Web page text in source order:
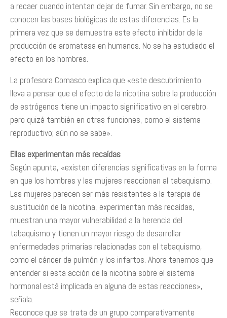
a recaer cuando intentan dejar de fumar. Sin embargo, no se
conocen las bases biológicas de estas diferencias. Es la
primera vez que se demuestra este efecto inhibidor de la
producción de aromatasa en humanos. No se ha estudiado el
efecto en los hombres.
La profesora Comasco explica que «este descubrimiento
lleva a pensar que el efecto de la nicotina sobre la producción
de estrógenos tiene un impacto significativo en el cerebro,
pero quizá también en otras funciones, como el sistema
reproductivo; aún no se sabe».
Ellas experimentan más recaídas
Según apunta, «existen diferencias significativas en la forma
en que los hombres y las mujeres reaccionan al tabaquismo.
Las mujeres parecen ser más resistentes a la terapia de
sustitución de la nicotina, experimentan más recaídas,
muestran una mayor vulnerabilidad a la herencia del
tabaquismo y tienen un mayor riesgo de desarrollar
enfermedades primarias relacionadas con el tabaquismo,
como el cáncer de pulmón y los infartos. Ahora tenemos que
entender si esta acción de la nicotina sobre el sistema
hormonal está implicada en alguna de estas reacciones»,
señala.
Reconoce que se trata de un grupo comparativamente